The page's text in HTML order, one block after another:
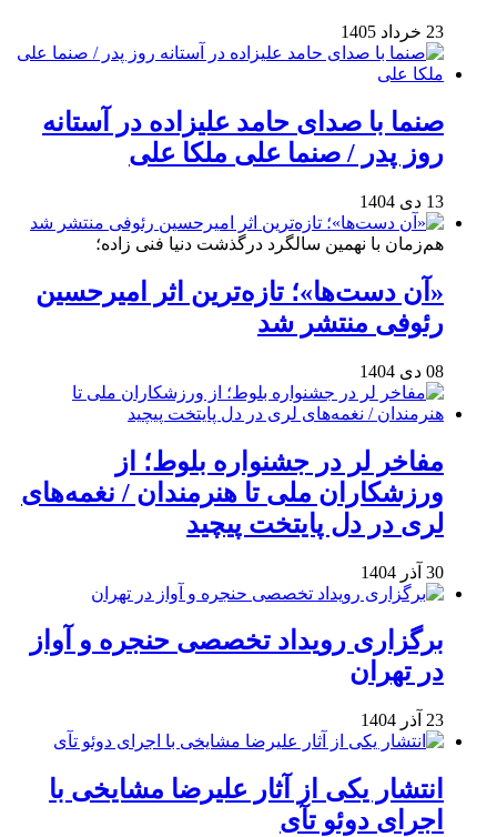
23 خرداد 1405
صنما با صدای حامد علیزاده در آستانه
روز پدر / صنما علی ملکا علی
13 دی 1404
هم‌زمان با نهمین سالگرد درگذشت دنیا فنی زاده؛
«آن دست‌ها»؛ تازه‌ترین اثر امیرحسین
رئوفی منتشر شد
08 دی 1404
مفاخر لر در جشنواره بلوط؛ از
ورزشکاران ملی تا هنرمندان / نغمه‌های
لری در دل پایتخت پیچید
30 آذر 1404
برگزاری رویداد تخصصی حنجره و آواز
در تهران
23 آذر 1404
انتشار یکی از آثار علیرضا مشایخی با
اجرای دوئو تآی